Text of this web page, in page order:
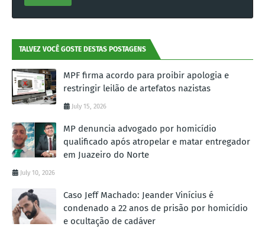
TALVEZ VOCÊ GOSTE DESTAS POSTAGENS
MPF firma acordo para proibir apologia e
restringir leilão de artefatos nazistas
July 15, 2026
MP denuncia advogado por homicídio
qualificado após atropelar e matar entregador
em Juazeiro do Norte
July 10, 2026
Caso Jeff Machado: Jeander Vinícius é
condenado a 22 anos de prisão por homicídio
e ocultação de cadáver